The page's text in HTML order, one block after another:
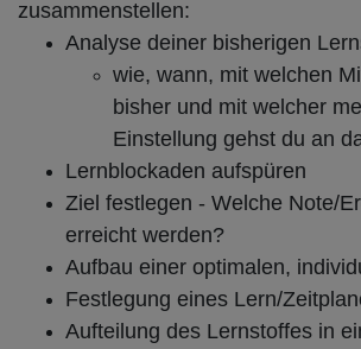
zusammenstellen:
Analyse deiner bisherigen
wie, wann, mit welchen
bisher und mit welcher
Einstellung gehst du an
Lernblockaden aufspüren
Ziel festlegen - Welche Note/
erreicht werden?
Aufbau einer optimalen,
Festlegung eines Lern/
Aufteilung des Lernstoffes in